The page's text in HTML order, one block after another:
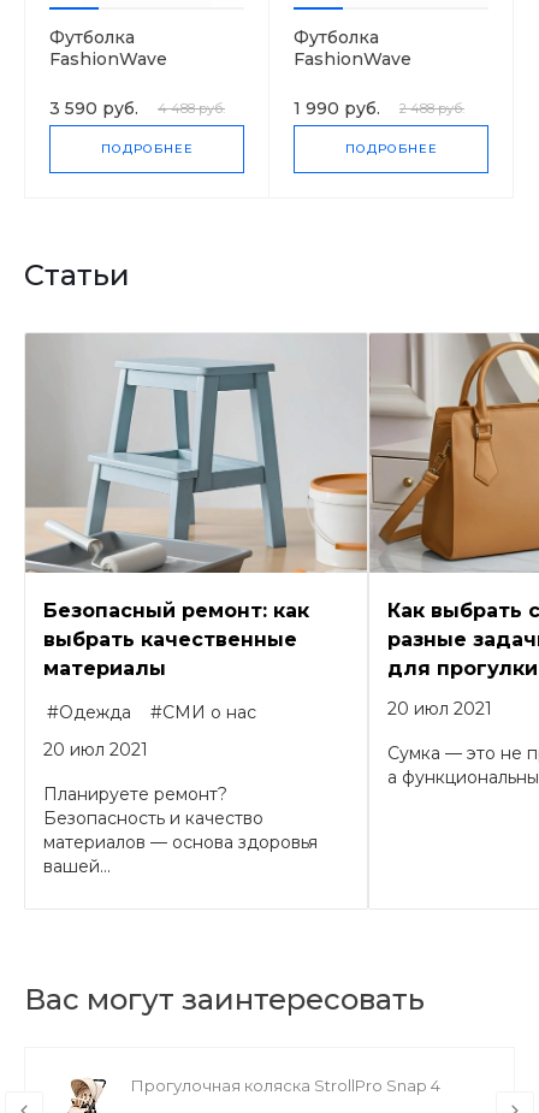
Футболка
FashionWave
3 590 руб. 4 488 руб.
ПОДРОБНЕЕ
Футболка
FashionWave
1 990 руб. 2 488 руб.
ПОДРОБНЕЕ
Статьи
Безопасный ремонт: как
выбрать качественные
материалы
#Одежда
#СМИ о нас
20 июл 2021
Планируете ремонт?
Безопасность и качество
материалов — основа здоровья
вашей...
Как выбрать
разные
для
20 июл 2021
Сумка — это не
а
Вас могут заинтересовать
Прогулочная коляска StrollPro Snap 4